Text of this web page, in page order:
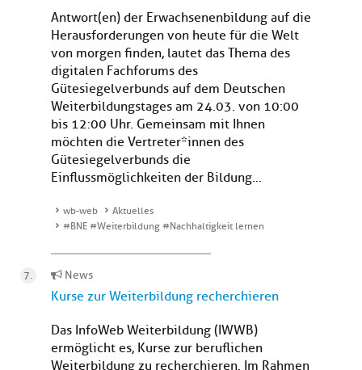
Antwort(en) der Erwachsenenbildung auf die
Herausforderungen von heute für die Welt
von morgen finden, lautet das Thema des
digitalen Fachforums des
Gütesiegelverbunds auf dem Deutschen
Weiterbildungstages am 24.03. von 10:00
bis 12:00 Uhr. Gemeinsam mit Ihnen
möchten die Vertreter*innen des
Gütesiegelverbunds die
Einflussmöglichkeiten der Bildung...
wb-web
Aktuelles
#BNE #Weiterbildung #Nachhaltigkeit lernen
News
Kurse zur Weiterbildung recherchieren
Das InfoWeb Weiterbildung (IWWB)
ermöglicht es, Kurse zur beruflichen
Weiterbildung zu recherchieren. Im Rahmen